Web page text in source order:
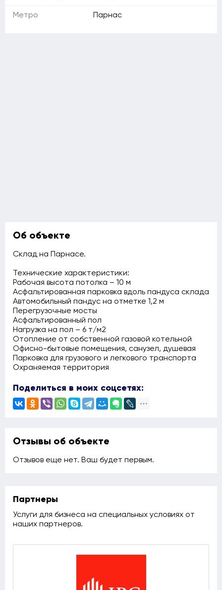
Метро Парнас
Об объекте
Склад на Парнасе.
Технические характеристики:
Рабочая высота потолка – 10 м
Асфальтированная парковка вдоль пандуса склада
Автомобильный пандус на отметке 1,2 м
Перегрузочные мосты
Асфальтированный пол
Нагрузка на пол – 6 т/м2
Отопление от собственной газовой котельной
Офисно-бытовые помещения, санузел, душевая
Парковка для грузового и легкового транспорта
Охраняемая территория
Поделиться в моих соцсетях:
Отзывы об объекте
Отзывов еще нет. Ваш будет первым.
Партнеры
Услуги для бизнеса на специальных условиях от
наших партнеров.